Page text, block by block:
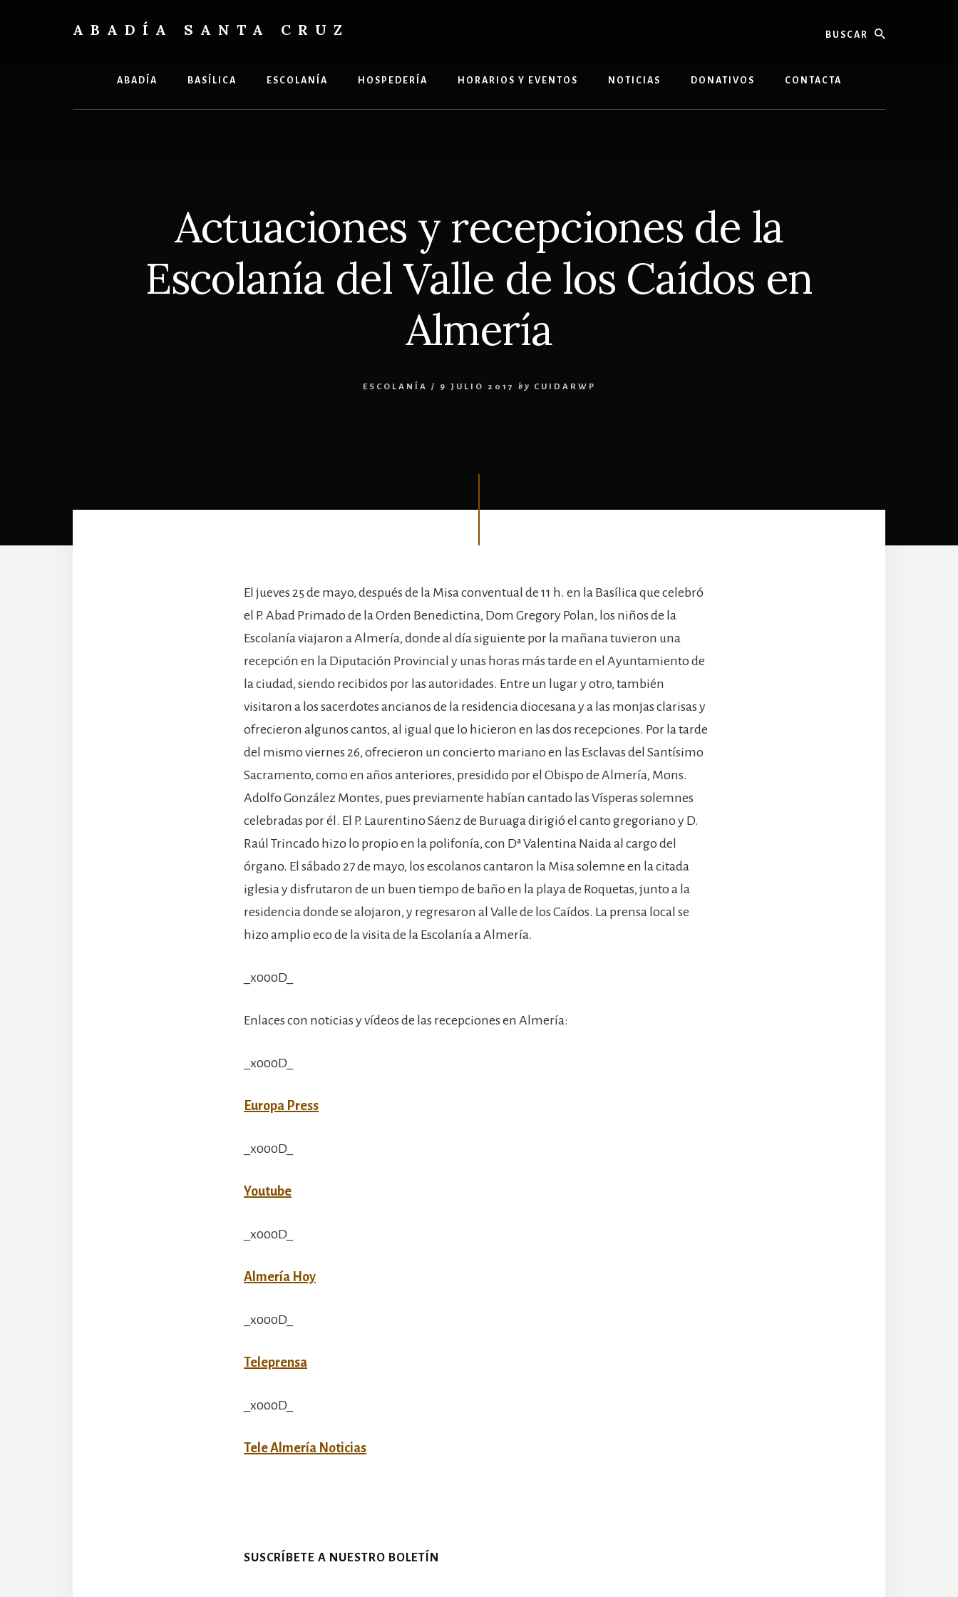
ABADÍA SANTA CRUZ
ABADÍA BASÍLICA ESCOLANÍA HOSPEDERÍA HORARIOS Y EVENTOS NOTICIAS DONATIVOS CONTACTA
Actuaciones y recepciones de la
Escolanía del Valle de los Caídos en
Almería
ESCOLANÍA / 9 JULIO 2017 by CUIDARWP
El jueves 25 de mayo, después de la Misa conventual de 11 h. en la Basílica que celebró
el P. Abad Primado de la Orden Benedictina, Dom Gregory Polan, los niños de la
Escolanía viajaron a Almería, donde al día siguiente por la mañana tuvieron una
recepción en la Diputación Provincial y unas horas más tarde en el Ayuntamiento de
la ciudad, siendo recibidos por las autoridades. Entre un lugar y otro, también
visitaron a los sacerdotes ancianos de la residencia diocesana y a las monjas clarisas y
ofrecieron algunos cantos, al igual que lo hicieron en las dos recepciones. Por la tarde
del mismo viernes 26, ofrecieron un concierto mariano en las Esclavas del Santísimo
Sacramento, como en años anteriores, presidido por el Obispo de Almería, Mons.
Adolfo González Montes, pues previamente habían cantado las Vísperas solemnes
celebradas por él. El P. Laurentino Sáenz de Buruaga dirigió el canto gregoriano y D.
Raúl Trincado hizo lo propio en la polifonía, con Dª Valentina Naida al cargo del
órgano. El sábado 27 de mayo, los escolanos cantaron la Misa solemne en la citada
iglesia y disfrutaron de un buen tiempo de baño en la playa de Roquetas, junto a la
residencia donde se alojaron, y regresaron al Valle de los Caídos. La prensa local se
hizo amplio eco de la visita de la Escolanía a Almería.
_x000D_
Enlaces con noticias y vídeos de las recepciones en Almería:
_x000D_
Europa Press
_x000D_
Youtube
_x000D_
Almería Hoy
_x000D_
Teleprensa
_x000D_
Tele Almería Noticias
SUSCRÍBETE A NUESTRO BOLETÍN